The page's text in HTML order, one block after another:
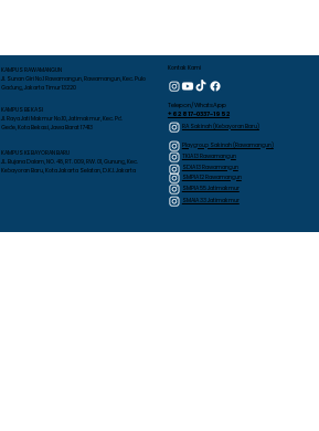
KAMPUS RAWAMANGUN
Jl. Sunan Giri No.1 Rawamangun, Rawamangun, Kec. Pulo
Gadung, Jakarta Timur 13220
KAMPUS BEKASI
Jl. Raya Jati Makmur No.10, Jatimakmur, Kec. Pd.
Gede, Kota Bekasi, Jawa Barat 17413
KAMPUS KEBAYORAN BARU
JL. Bujana Dalam, NO. 48, RT. 009, RW. 01, Gunung, Kec.
Kebayoran Baru, Kota Jakarta Selatan, D.K.I. Jakarta
Kontak Kami
Telepon/WhatsApp
+62 817-0337-1952
RA Sakinah (Kebayoran Baru)
Playgroup Sakinah (Rawamangun)
TKIA 13 Rawamangun
SDIA 13 Rawamangun
SMPIA 12 Rawamangun
SMPIA 55 Jatimakmur
SMAIA 33 Jatimakmur